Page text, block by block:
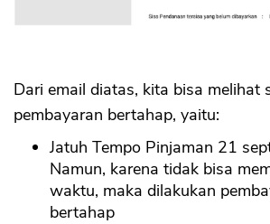
Dari email diatas, kita bisa melihat
pembayaran bertahap, yaitu:
Jatuh Tempo Pinjaman 21
Namun, karena tidak bisa
waktu, maka dilakukan
bertahap